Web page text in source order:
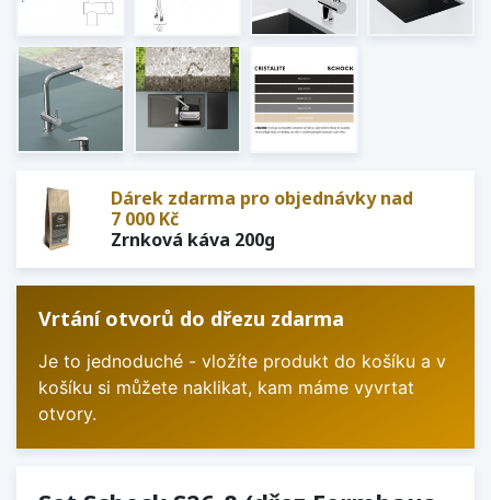
Dárek zdarma pro objednávky nad
7 000 Kč
Zrnková káva 200g
Vrtání otvorů do dřezu zdarma
Je to jednoduché - vložíte produkt do košíku a v
košíku si můžete naklikat, kam máme vyvrtat
otvory.